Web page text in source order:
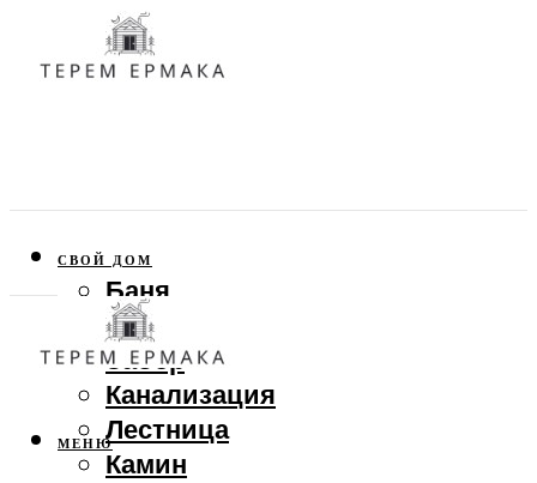
СВОЙ ДОМ
Баня
Веранда
Забор
Канализация
Лестница
Камин
МЕНЮ